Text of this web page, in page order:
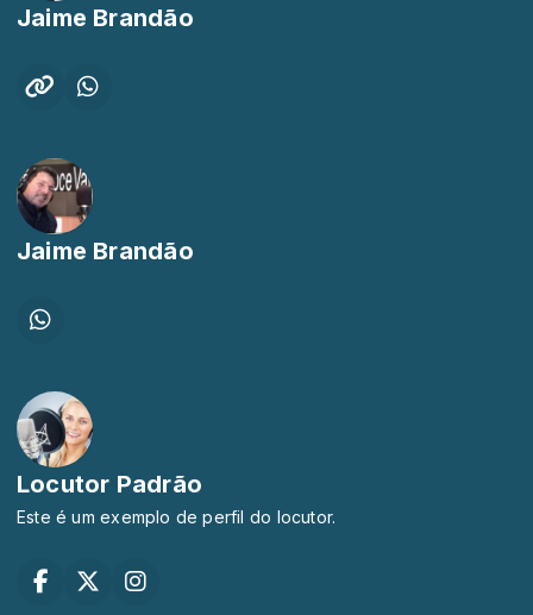
Jaime Brandão
Jaime Brandão
Locutor Padrão
Este é um exemplo de perfil do locutor.